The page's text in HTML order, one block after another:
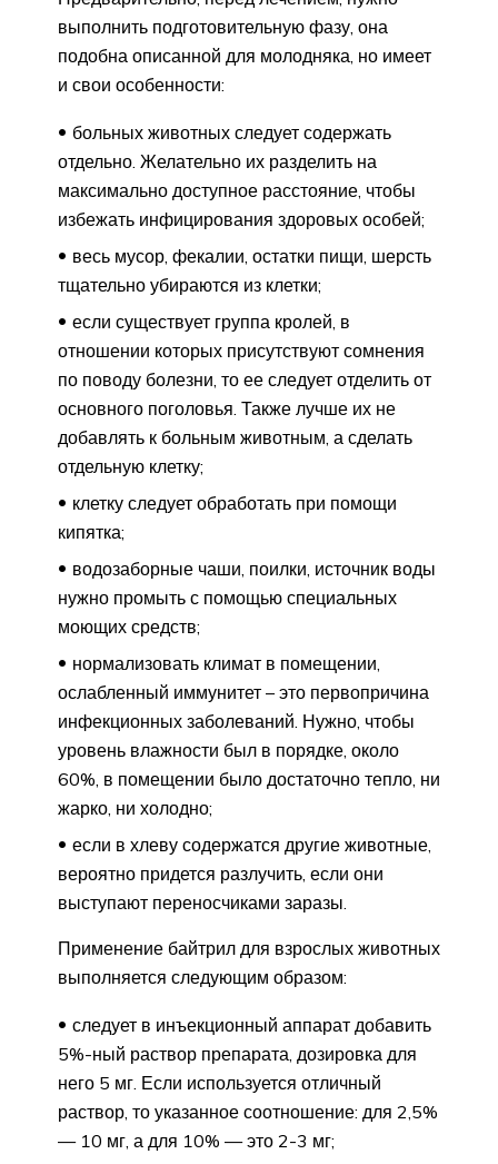
выполнить подготовительную фазу, она
подобна описанной для молодняка, но имеет
и свои особенности:
больных животных следует содержать
отдельно. Желательно их разделить на
максимально доступное расстояние, чтобы
избежать инфицирования здоровых особей;
весь мусор, фекалии, остатки пищи, шерсть
тщательно убираются из клетки;
если существует группа кролей, в
отношении которых присутствуют сомнения
по поводу болезни, то ее следует отделить от
основного поголовья. Также лучше их не
добавлять к больным животным, а сделать
отдельную клетку;
клетку следует обработать при помощи
кипятка;
водозаборные чаши, поилки, источник воды
нужно промыть с помощью специальных
моющих средств;
нормализовать климат в помещении,
ослабленный иммунитет – это первопричина
инфекционных заболеваний. Нужно, чтобы
уровень влажности был в порядке, около
60%, в помещении было достаточно тепло, ни
жарко, ни холодно;
если в хлеву содержатся другие животные,
вероятно придется разлучить, если они
выступают переносчиками заразы.
Применение байтрил для взрослых животных
выполняется следующим образом:
следует в инъекционный аппарат добавить
5%-ный раствор препарата, дозировка для
него 5 мг. Если используется отличный
раствор, то указанное соотношение: для 2,5%
— 10 мг, а для 10% — это 2-3 мг;